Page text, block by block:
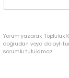
Yorum yazarak Topluluk
doğrudan veya dolaylı
sorumlu tutulamaz.